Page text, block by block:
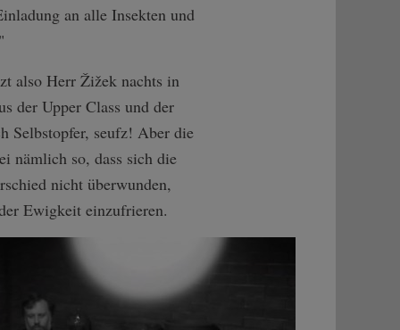
an alle Insekten und
also Herr Žižek nachts in
der Upper Class und der
Selbstopfer, seufz! Aber die
nämlich so, dass sich die
nicht überwunden,
Ewigkeit einzufrieren.